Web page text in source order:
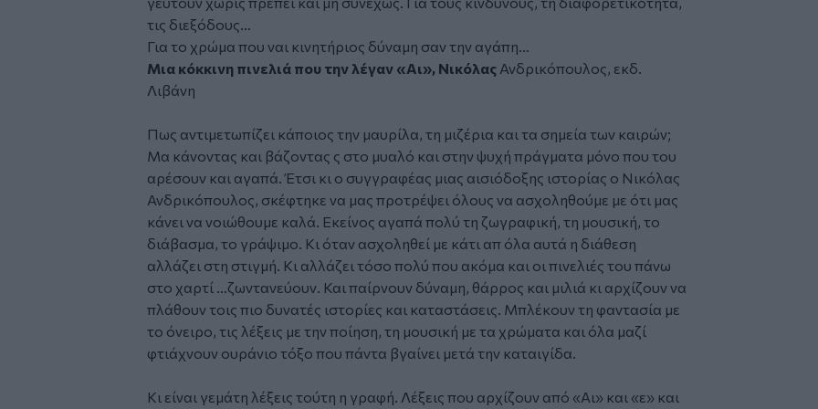
τις διεξόδους…
Για το χρώμα που ναι κινητήριος δύναμη σαν την αγάπη…
Μια κόκκινη πινελιά που την λέγαν «Αι», Νικόλας Ανδρικόπουλος, εκδ.
Λιβάνη
Πως αντιμετωπίζει κάποιος την μαυρίλα, τη μιζέρια και τα σημεία των καιρών;
Μα κάνοντας και βάζοντας ς στο μυαλό και στην ψυχή πράγματα μόνο που του
αρέσουν και αγαπά. Έτσι κι ο συγγραφέας μιας αισιόδοξης ιστορίας o Νικόλας
Ανδρικόπουλος, σκέφτηκε να μας προτρέψει όλους να ασχοληθούμε με ότι μας
κάνει να νοιώθουμε καλά. Εκείνος αγαπά πολύ τη ζωγραφική, τη μουσική, το
διάβασμα, το γράψιμο. Κι όταν ασχοληθεί με κάτι απ όλα αυτά η διάθεση
αλλάζει στη στιγμή. Κι αλλάζει τόσο πολύ που ακόμα και οι πινελιές του πάνω
στο χαρτί …ζωντανεύουν. Και παίρνουν δύναμη, θάρρος και μιλιά κι αρχίζουν να
πλάθουν τοις πιο δυνατές ιστορίες και καταστάσεις. Μπλέκουν τη φαντασία με
το όνειρο, τις λέξεις με την ποίηση, τη μουσική με τα χρώματα και όλα μαζί
φτιάχνουν ουράνιο τόξο που πάντα βγαίνει μετά την καταιγίδα.
Κι είναι γεμάτη λέξεις τούτη η γραφή. Λέξεις που αρχίζουν από «Αι» και «ε» και